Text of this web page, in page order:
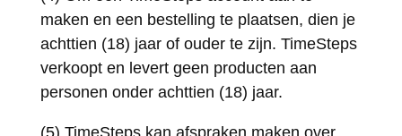
maken en een bestelling te plaatsen, dien je
achttien (18) jaar of ouder te zijn. TimeSteps
verkoopt en levert geen producten aan
personen onder achttien (18) jaar.
(5) TimeSteps kan afspraken maken over